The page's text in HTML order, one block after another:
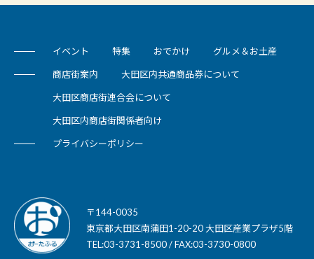
イベント 特集 おでかけ グルメ＆お土産
商店街案内 大田区内共通商品券について
大田区商店街連合会について
大田区内商店街関係者向け
プライバシーポリシー
〒144-0035
東京都大田区南蒲田1-20-20 大田区産業プラザ5階
TEL:03-3731-8500 / FAX:03-3730-0800